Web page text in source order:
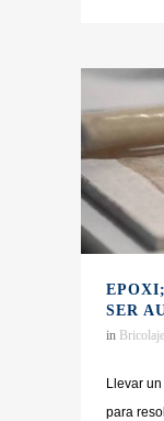
SER
in Bricolaje
Llevar
para